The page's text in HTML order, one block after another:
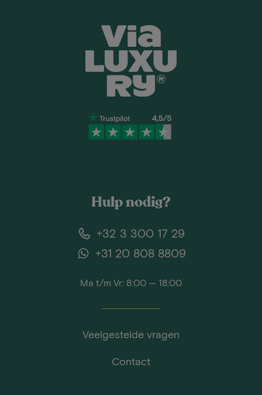
Hulp nodig?
+32 3 300 17 29
+31 20 808 8809
Ma t/m Vr: 8:00 — 18:00
Veelgestelde vragen
Contact